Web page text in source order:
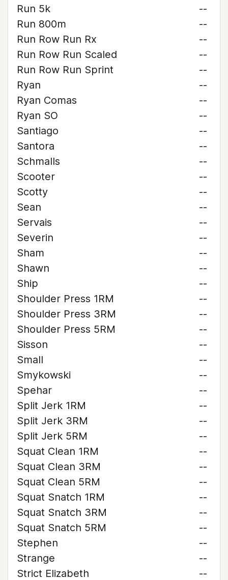
Run 5k
--
Run 800m
--
Run Row Run Rx
--
Run Row Run Scaled
--
Run Row Run Sprint
--
Ryan
--
Ryan Comas
--
Ryan SO
--
Santiago
--
Santora
--
Schmalls
--
Scooter
--
Scotty
--
Sean
--
Servais
--
Severin
--
Sham
--
Shawn
--
Ship
--
Shoulder Press 1RM
--
Shoulder Press 3RM
--
Shoulder Press 5RM
--
Sisson
--
Small
--
Smykowski
--
Spehar
--
Split Jerk 1RM
--
Split Jerk 3RM
--
Split Jerk 5RM
--
Squat Clean 1RM
--
Squat Clean 3RM
--
Squat Clean 5RM
--
Squat Snatch 1RM
--
Squat Snatch 3RM
--
Squat Snatch 5RM
--
Stephen
--
Strange
--
Strict Elizabeth
--